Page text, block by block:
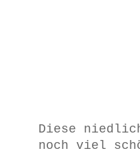
Diese
noch viel